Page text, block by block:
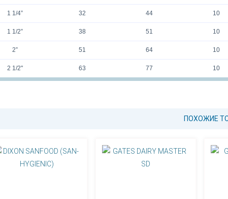
1 1/4” 32 44 10
1 1/2” 38 51 10
2” 51 64 10
2 1/2" 63 77 10
ПОХОЖИЕ